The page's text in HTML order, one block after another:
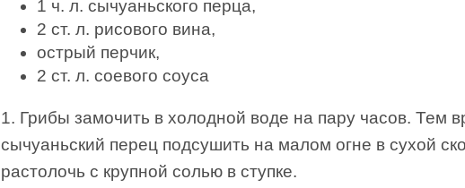
1 ч. л. сычуаньского перца,
2 ст. л. рисового вина,
острый перчик,
2 ст. л. соевого соуса
1. Грибы замочить в холодной воде на пару часов. Тем
сычуаньский перец подсушить на малом огне в сухой
растолочь с крупной солью в ступке.